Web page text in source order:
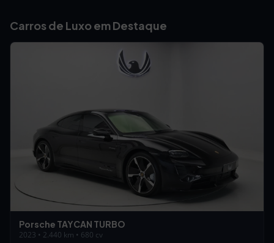
Carros de Luxo em Destaque
Porsche TAYCAN TURBO
2023 • 2.440 km • 680 cv